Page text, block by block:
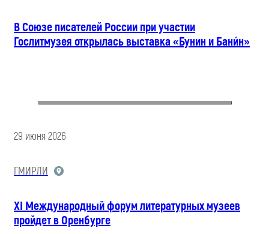
В Союзе писателей России при участии
Гослитмузея открылась выставка «Бунин и Бани́н»
29 июня 2026
ГМИРЛИ
XI Международный форум литературных музеев
пройдет в Оренбурге